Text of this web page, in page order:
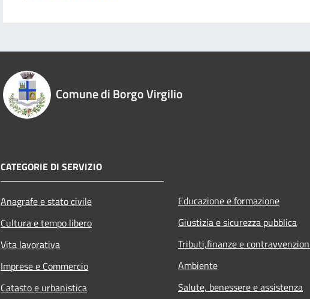
Comune di Borgo Virgilio
CATEGORIE DI SERVIZIO
Anagrafe e stato civile
Cultura e tempo libero
Vita lavorativa
Imprese e Commercio
Catasto e urbanistica
Educazione e formazione
Giustizia e sicurezza pubblica
Tributi,finanze e
Ambiente
Salute, benessere e assistenza